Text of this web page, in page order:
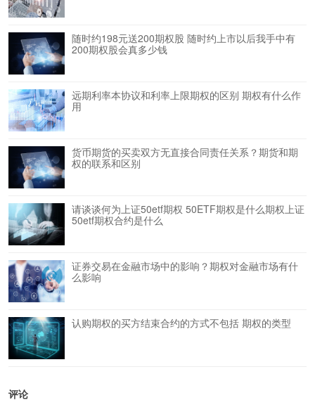
随时约198元送200期权股 随时约上市以后我手中有
200期权股会真多少钱
远期利率本协议和利率上限期权的区别 期权有什么作
用
货币期货的买卖双方无直接合同责任关系？期货和期
权的联系和区别
请谈谈何为上证50etf期权 50ETF期权是什么期权上证
50etf期权合约是什么
证券交易在金融市场中的影响？期权对金融市场有什
么影响
认购期权的买方结束合约的方式不包括 期权的类型
评论